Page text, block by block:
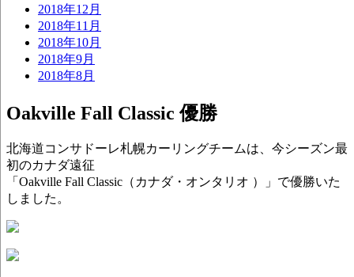
2018年12月
2018年11月
2018年10月
2018年9月
2018年8月
Oakville Fall Classic 優勝
北海道コンサドーレ札幌カーリングチームは、今シーズン最
初のカナダ遠征
「Oakville Fall Classic（カナダ・オンタリオ ）」で優勝いた
しました。